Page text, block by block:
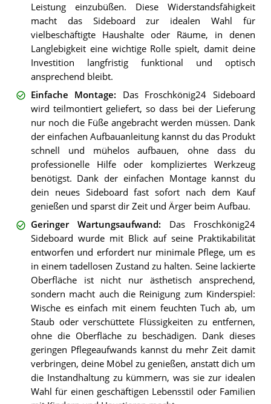
Leistung einzubüßen. Diese Widerstandsfähigkeit
macht das Sideboard zur idealen Wahl für
vielbeschäftigte Haushalte oder Räume, in denen
Langlebigkeit eine wichtige Rolle spielt, damit deine
Investition langfristig funktional und optisch
ansprechend bleibt.
Einfache Montage: Das Froschkönig24 Sideboard
wird teilmontiert geliefert, so dass bei der Lieferung
nur noch die Füße angebracht werden müssen. Dank
der einfachen Aufbauanleitung kannst du das Produkt
schnell und mühelos aufbauen, ohne dass du
professionelle Hilfe oder kompliziertes Werkzeug
benötigst. Dank der einfachen Montage kannst du
dein neues Sideboard fast sofort nach dem Kauf
genießen und sparst dir Zeit und Ärger beim Aufbau.
Geringer Wartungsaufwand: Das Froschkönig24
Sideboard wurde mit Blick auf seine Praktikabilität
entworfen und erfordert nur minimale Pflege, um es
in einem tadellosen Zustand zu halten. Seine lackierte
Oberfläche ist nicht nur ästhetisch ansprechend,
sondern macht auch die Reinigung zum Kinderspiel:
Wische es einfach mit einem feuchten Tuch ab, um
Staub oder verschüttete Flüssigkeiten zu entfernen,
ohne die Oberfläche zu beschädigen. Dank dieses
geringen Pflegeaufwands kannst du mehr Zeit damit
verbringen, deine Möbel zu genießen, anstatt dich um
die Instandhaltung zu kümmern, was sie zur idealen
Wahl für einen geschäftigen Lebensstil oder Familien